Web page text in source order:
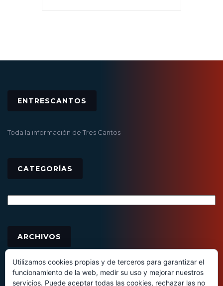
ENTRESCANTOS
Toda la información de Tres Cantos
CATEGORÍAS
ARCHIVOS
Utilizamos cookies propias y de terceros para garantizar el
funcionamiento de la web, medir su uso y mejorar nuestros
servicios. Puede aceptar todas las cookies, rechazar las no